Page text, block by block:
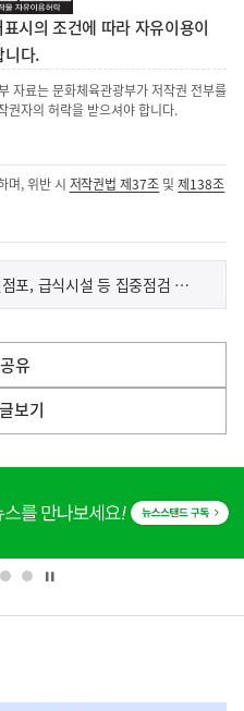
시의 조건에 따라 자유이용이
니다.
자료는 문화체육관광부가 저작권 전부를
권자의 허락을 받으셔야 합니다.
며, 위반 시 저작권법 제37조 및제138조
봄 신학기 학교 주변 식품 무인점포, 급식시설 등 집중점검 결과…26곳 적발
공유
열
기보기